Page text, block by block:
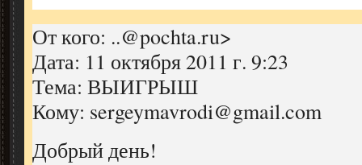
От кого: ..@pochta.ru>
Дата: 11 октября 2011 г. 9:23
Тема: ВЫИГРЫШ
Кому: sergeymavrodi@gmail.com
Добрый день!